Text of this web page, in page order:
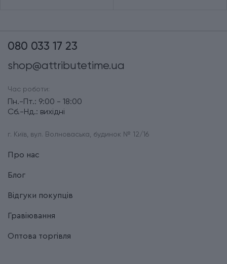
080 033 17 23
shop@attributetime.ua
Час роботи:
Пн.-Пт.: 9:00 - 18:00
Сб.-Нд.: вихідні
г. Київ, вул. Волноваська, будинок № 12/16
Про нас
Блог
Відгуки покупців
Гравіювання
Оптова торгівля